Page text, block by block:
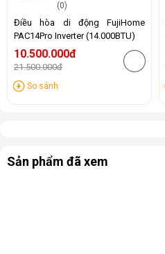
(0)
Điều hòa di động FujiHome
PAC14Pro Inverter (14.000BTU)
10.500.000đ
21.500.000đ
So sánh
Sản phẩm đã xem